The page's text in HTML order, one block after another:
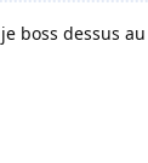
boss dessus